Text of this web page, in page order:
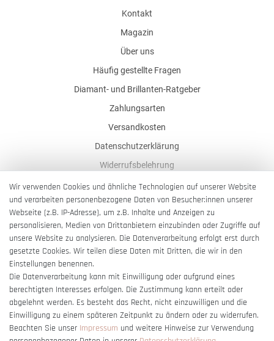
Kontakt
Magazin
Über uns
Häufig gestellte Fragen
Diamant- und Brillanten-Ratgeber
Zahlungsarten
Versandkosten
Datenschutzerklärung
Widerrufsbelehrung
AGB
Impressum
Barrierefreiheitserklärung
Vertrag widerrufen
Wir verwenden Cookies und ähnliche Technologien auf unserer Website
und verarbeiten personenbezogene Daten von Besucher:innen unserer
Webseite (z.B. IP-Adresse), um z.B. Inhalte und Anzeigen zu
personalisieren, Medien von Drittanbietern einzubinden oder Zugriffe auf
unsere Website zu analysieren. Die Datenverarbeitung erfolgt erst durch
gesetzte Cookies. Wir teilen diese Daten mit Dritten, die wir in den
Einstellungen benennen.
Die Datenverarbeitung kann mit Einwilligung oder aufgrund eines
berechtigten Interesses erfolgen. Die Zustimmung kann erteilt oder
abgelehnt werden. Es besteht das Recht, nicht einzuwilligen und die
Einwilligung zu einem späteren Zeitpunkt zu ändern oder zu widerrufen.
Beachten Sie unser Impressum und weitere Hinweise zur Verwendung